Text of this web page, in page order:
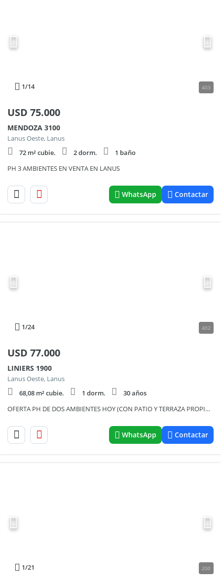
1/14 403
USD 75.000
MENDOZA 3100
Lanus Oeste, Lanus
72 m² cubie.
2 dorm.
1 baño
PH 3 AMBIENTES EN VENTA EN LANUS
WhatsApp Contactar
1/24 402
USD 77.000
LINIERS 1900
Lanus Oeste, Lanus
68,08 m² cubie.
1 dorm.
30 años
OFERTA PH DE DOS AMBIENTES HOY (CON PATIO Y TERRAZA PROPIA), QUE PUEDE SER UN CUATRO AMBIENTES MAÑANA.
WhatsApp Contactar
1/21 200